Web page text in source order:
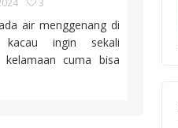
air menggenang di
ingin sekali
cuma bisa